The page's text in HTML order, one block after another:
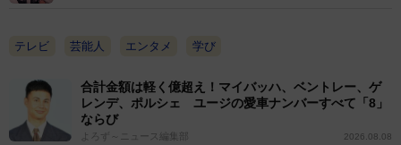
テレビ 芸能人 エンタメ 学び
合計金額は軽く億超え！マイバッハ、ベントレー、ゲ
レンデ、ポルシェ ユージの愛車ナンバーすべて「8」
ならび
よろず～ニュース編集部 2026.08.08